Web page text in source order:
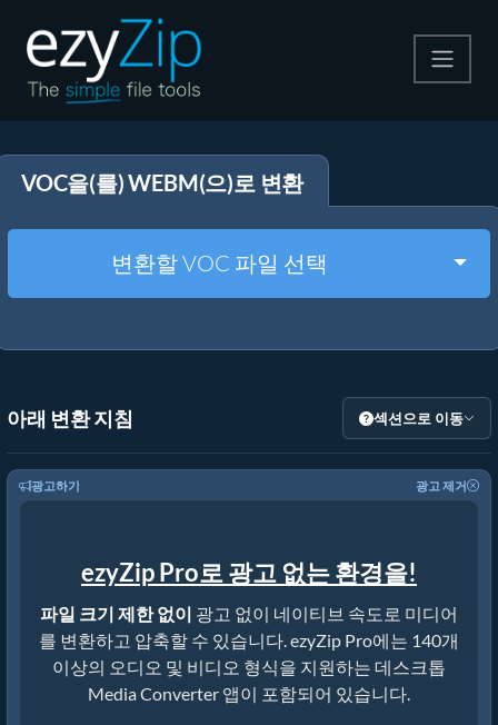
압축 해제
기타 도구
VOC을(를) WEBM(으)로 변환
변환할 VOC 파일 선택
아래 변환 지침 섹션으로 이동
광고하기 광고 제거
ezyZip Pro로 광고 없는 환경을!
파일 크기 제한 없이 광고 없이 네이티브 속도로 미디어
를 변환하고 압축할 수 있습니다. ezyZip Pro에는 140개
이상의 오디오 및 비디오 형식을 지원하는 데스크톱
Media Converter 앱이 포함되어 있습니다.